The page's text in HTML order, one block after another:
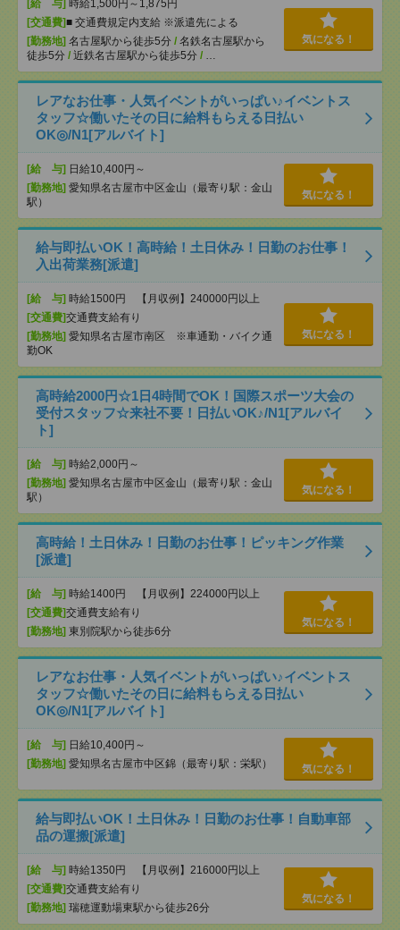
[給 与] 時給1,500円～1,875円
[交通費]■ 交通費規定内支給 ※派遣先による
[勤務地] 名古屋駅から徒歩5分 / 名鉄名古屋駅から
徒歩5分 / 近鉄名古屋駅から徒歩5分 / …
気になる！
レアなお仕事・人気イベントがいっぱい♪イベントス
タッフ☆働いたその日に給料もらえる日払い
OK◎/N1[アルバイト]
[給 与] 日給10,400円～
[勤務地] 愛知県名古屋市中区金山（最寄り駅：金山
駅）
気になる！
給与即払いOK！高時給！土日休み！日勤のお仕事！
入出荷業務[派遣]
[給 与] 時給1500円 【月収例】240000円以上
[交通費]交通費支給有り
[勤務地] 愛知県名古屋市南区 ※車通勤・バイク通
勤OK
気になる！
高時給2000円☆1日4時間でOK！国際スポーツ大会の
受付スタッフ☆来社不要！日払いOK♪/N1[アルバイ
ト]
[給 与] 時給2,000円～
[勤務地] 愛知県名古屋市中区金山（最寄り駅：金山
駅）
気になる！
高時給！土日休み！日勤のお仕事！ピッキング作業
[派遣]
[給 与] 時給1400円 【月収例】224000円以上
[交通費]交通費支給有り
[勤務地] 東別院駅から徒歩6分
気になる！
レアなお仕事・人気イベントがいっぱい♪イベントス
タッフ☆働いたその日に給料もらえる日払い
OK◎/N1[アルバイト]
[給 与] 日給10,400円～
[勤務地] 愛知県名古屋市中区錦（最寄り駅：栄駅） 気になる！
給与即払いOK！土日休み！日勤のお仕事！自動車部
品の運搬[派遣]
[給 与] 時給1350円 【月収例】216000円以上
[交通費]交通費支給有り
[勤務地] 瑞穂運動場東駅から徒歩26分
気になる！